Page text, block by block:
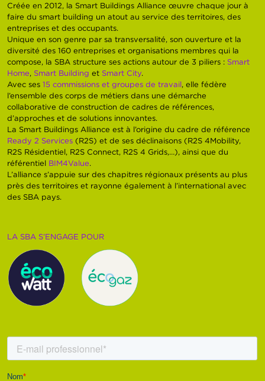
Créée en 2012, la Smart Buildings Alliance œuvre chaque jour à
faire du smart building un atout au service des territoires, des
entreprises et des occupants.
Unique en son genre par sa transversalité, son ouverture et la
diversité des 160 entreprises et organisations membres qui la
compose, la SBA structure ses actions autour de 3 piliers : Smart
Home
Smart Building et Smart City
Avec ses15 commissions et groupes de travail , elle fédère
l’ensemble des corps de métiers dans une démarche
collaborative de construction de cadres de références,
d’approches et de solutions innovantes.
La Smart Buildings Alliance est à l’origine du cadre de référence
Ready 2 Services (R2S) et de ses déclinaisons (R2S 4Mobility,
R2S Résidentiel, R2S Connect, R2S 4 Grids,…), ainsi que du
référentiel BIM4Value
L’alliance s’appuie sur des chapitres régionaux présents au plus
près des territoires et rayonne également à l’international avec
des SBA pays.
LA SBA S’ENGAGE POUR